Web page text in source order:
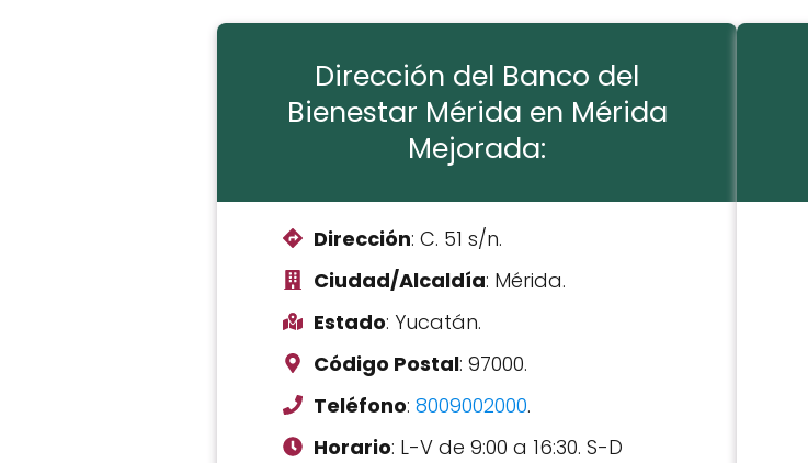
Dirección del Banco del
Bienestar Mérida en Mérida
Mejorada:
Dirección: C. 51 s/n.
Ciudad/Alcaldía: Mérida.
Estado: Yucatán.
Código Postal: 97000.
Teléfono: 8009002000.
Horario: L-V de 9:00 a 16:30. S-D